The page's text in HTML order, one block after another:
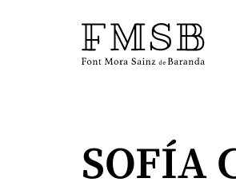
Font Mora Sainz de
SOFÍA